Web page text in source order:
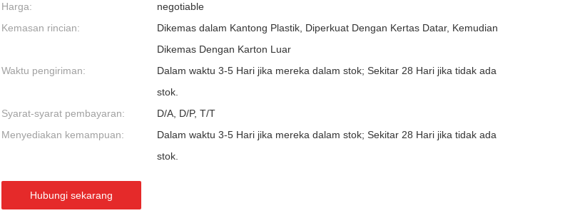
Harga:
negotiable
Kemasan rincian:
Dikemas dalam Kantong Plastik, Diperkuat Dengan Kertas Datar, Kemudian
Dikemas Dengan Karton Luar
Waktu pengiriman:
Dalam waktu 3-5 Hari jika mereka dalam stok; Sekitar 28 Hari jika tidak ada
stok.
Syarat-syarat pembayaran:
D/A, D/P, T/T
Menyediakan kemampuan:
Dalam waktu 3-5 Hari jika mereka dalam stok; Sekitar 28 Hari jika tidak ada
stok.
Hubungi sekarang